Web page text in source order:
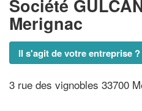
Société
Merignac
Il s'agit de votre entreprise ?
3 rue des vignobles 33700